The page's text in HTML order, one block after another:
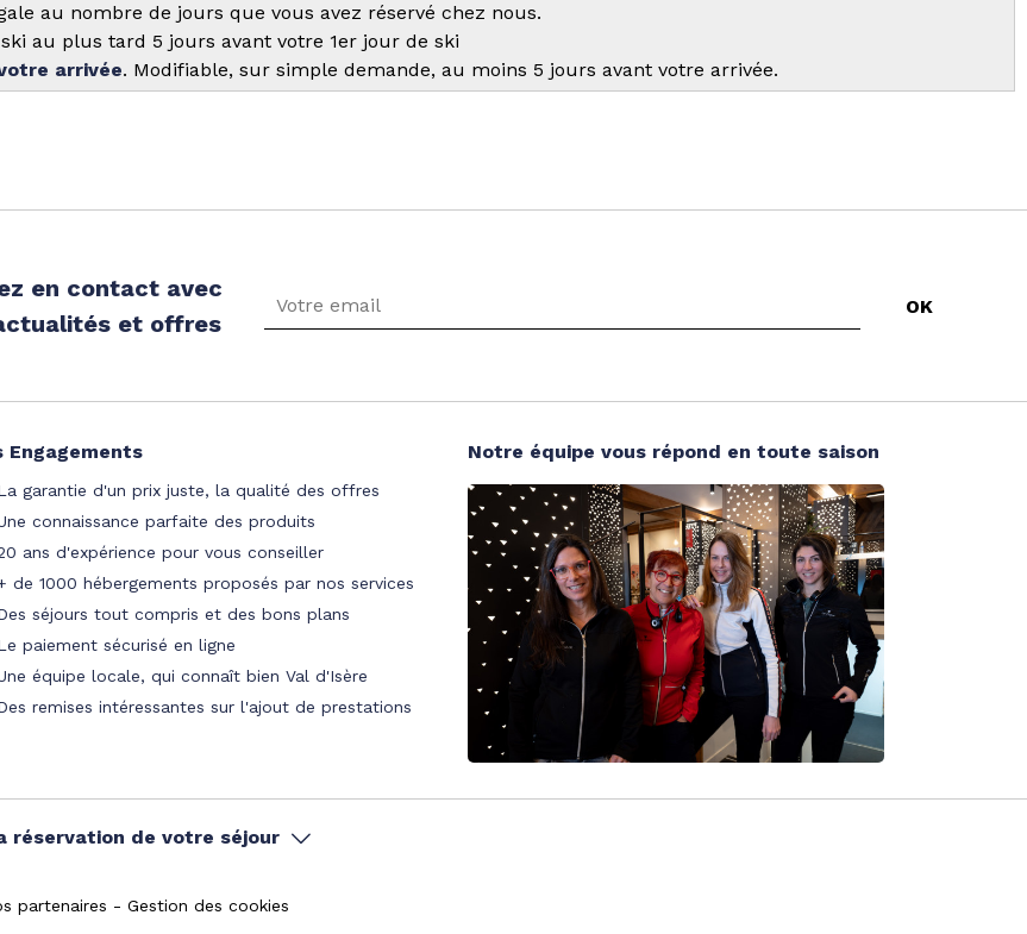
au nombre de jours que vous avez réservé chez nous.
au plus tard 5 jours avant votre 1er jour de ski
arrivée. Modifiable, sur simple demande, au moins 5 jours avant votre arrivée.
en contact avec
et offres
Engagements
garantie d'un prix juste, la qualité des offres
connaissance parfaite des produits
ans d'expérience pour vous conseiller
de 1000 hébergements proposés par nos services
séjours tout compris et des bons plans
paiement sécurisé en ligne
équipe locale, qui connaît bien Val d'Isère
remises intéressantes sur l'ajout de prestations
Notre équipe vous répond en toute saison
réservation de votre séjour
partenaires Gestion des cookies